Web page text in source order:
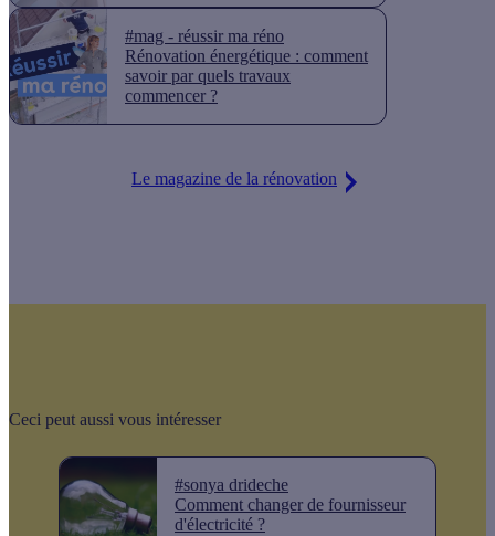
#mag - réussir ma réno
Rénovation énergétique : comment
savoir par quels travaux
commencer ?
Le magazine de la rénovation
Ceci peut aussi vous intéresser
#sonya drideche
Comment changer de fournisseur
d'électricité ?